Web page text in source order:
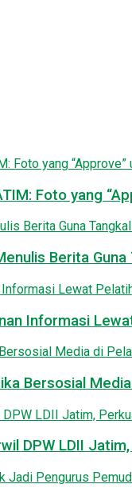
Foto yang
Berita
Informasi
Bersosial
DPW LDII